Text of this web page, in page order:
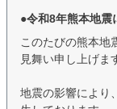
●令和8年熊本地震
このたびの熊本地
見舞い申し上げま
地震の影響により